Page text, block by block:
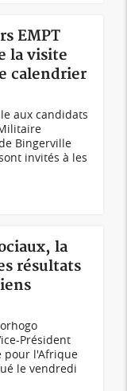
EMPT
la visite
calendrier
aux candidats
Bingerville
invités à les
la
résultats
Président
pour l'Afrique
le vendredi